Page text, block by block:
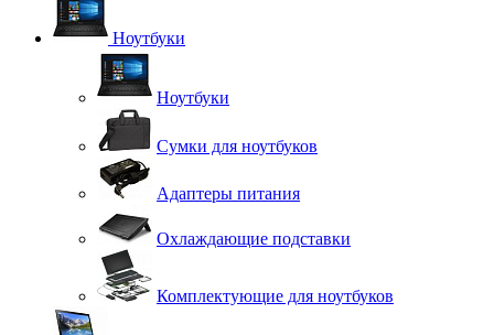
Ноутбуки
Ноутбуки
Сумки для ноутбуков
Адаптеры питания
Охлаждающие подставки
Комплектующие для ноутбуков